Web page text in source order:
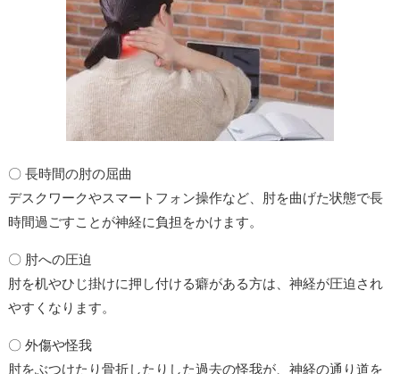
〇 長時間の肘の屈曲
デスクワークやスマートフォン操作など、肘を曲げた状態で長
時間過ごすことが神経に負担をかけます。
〇 肘への圧迫
肘を机やひじ掛けに押し付ける癖がある方は、神経が圧迫され
やすくなります。
〇 外傷や怪我
肘をぶつけたり骨折したりした過去の怪我が、神経の通り道を